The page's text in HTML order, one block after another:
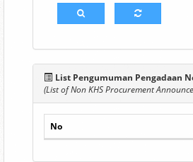
List Pengumuman Pengadaan
(List of Non KHS Procurement
No